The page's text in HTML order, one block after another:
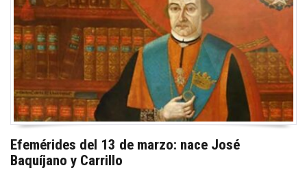
Efemérides del 13 de marzo: nace José
Baquíjano y Carrillo